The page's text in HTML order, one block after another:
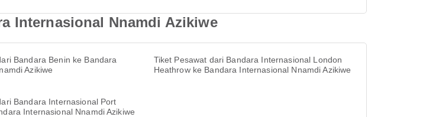
Internasional Nnamdi Azikiwe
Bandara Benin ke Bandara
Azikiwe
Tiket Pesawat dari Bandara Internasional London
Heathrow ke Bandara Internasional Nnamdi Azikiwe
Bandara Internasional Port
Internasional Nnamdi Azikiwe